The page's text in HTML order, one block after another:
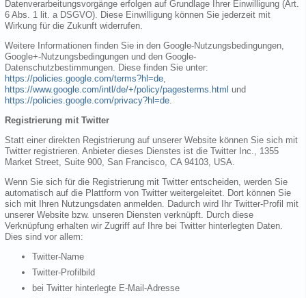
Datenverarbeitungsvorgänge erfolgen auf Grundlage Ihrer Einwilligung (Art.
6 Abs. 1 lit. a DSGVO). Diese Einwilligung können Sie jederzeit mit
Wirkung für die Zukunft widerrufen.
Weitere Informationen finden Sie in den Google-Nutzungsbedingungen,
Google+-Nutzungsbedingungen und den Google-
Datenschutzbestimmungen. Diese finden Sie unter:
https://policies.google.com/terms?hl=de,
https://www.google.com/intl/de/+/policy/pagesterms.html und
https://policies.google.com/privacy?hl=de.
Registrierung mit Twitter
Statt einer direkten Registrierung auf unserer Website können Sie sich mit
Twitter registrieren. Anbieter dieses Dienstes ist die Twitter Inc., 1355
Market Street, Suite 900, San Francisco, CA 94103, USA.
Wenn Sie sich für die Registrierung mit Twitter entscheiden, werden Sie
automatisch auf die Plattform von Twitter weitergeleitet. Dort können Sie
sich mit Ihren Nutzungsdaten anmelden. Dadurch wird Ihr Twitter-Profil mit
unserer Website bzw. unseren Diensten verknüpft. Durch diese
Verknüpfung erhalten wir Zugriff auf Ihre bei Twitter hinterlegten Daten.
Dies sind vor allem:
Twitter-Name
Twitter-Profilbild
bei Twitter hinterlegte E-Mail-Adresse